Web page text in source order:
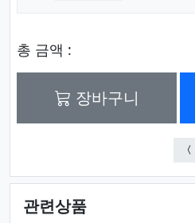
총 금액 :
장바구니
관련상품